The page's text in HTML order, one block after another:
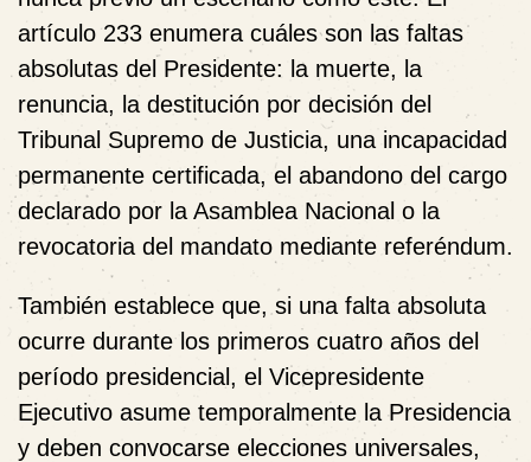
artículo 233 enumera cuáles son las faltas
absolutas del Presidente: la muerte, la
renuncia, la destitución por decisión del
Tribunal Supremo de Justicia, una incapacidad
permanente certificada, el abandono del cargo
declarado por la Asamblea Nacional o la
revocatoria del mandato mediante referéndum.
También establece que, si una falta absoluta
ocurre durante los primeros cuatro años del
período presidencial, el Vicepresidente
Ejecutivo asume temporalmente la Presidencia
y deben convocarse elecciones universales,